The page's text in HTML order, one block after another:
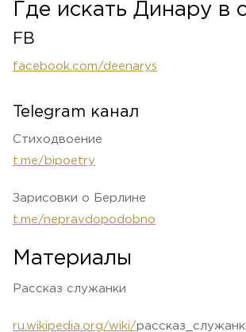
Где искать Динару в
FB
facebook.com/deenarys
Telegram канал
Стиходвоение
t.me/bipoetry
Зарисовки о Берлине
t.me/nepravdopodobno
Материалы
Рассказ служанки
ru.wikipedia.org/wiki/